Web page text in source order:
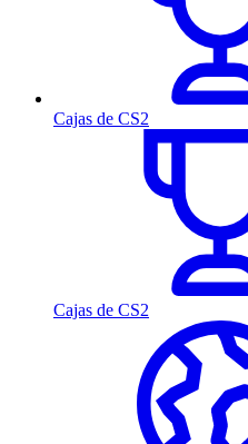
Cajas de CS2
Cajas de CS2